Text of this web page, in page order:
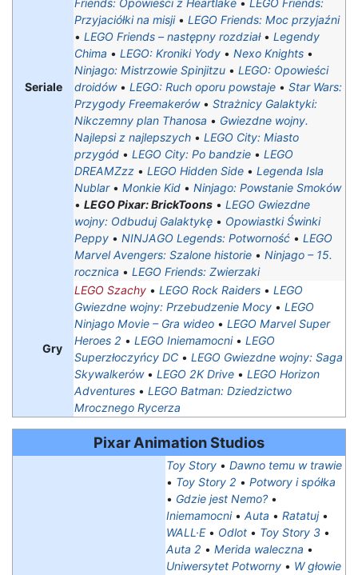
Seriale
Friends: Opowieści z Heartlake • LEGO Friends:
Przyjaciółki na misji• LEGO Friends: Moc przyjaźni
• LEGO Friends – następny rozdział• Legendy
Chima • LEGO: Kroniki Yody • Nexo Knights •
Ninjago: Mistrzowie Spinjitzu • LEGO: Opowieści
droidów• LEGO: Ruch oporu powstaje • Star Wars:
Przygody Freemakerów• Strażnicy Galaktyki:
Nikczemny plan Thanosa • Gwiezdne wojny.
Najlepsi z najlepszych • LEGO City: Miasto
przygód‎ • LEGO City: Po bandzie • LEGO
DREAMZzz • LEGO Hidden Side • Legenda Isla
Nublar• Monkie Kid • Ninjago: Powstanie Smoków
• LEGO Pixar: BrickToons • LEGO Gwiezdne
wojny: Odbuduj Galaktykę • Opowiastki Świnki
Peppy • NINJAGO Legends: Potworność • LEGO
Marvel Avengers: Szalone historie • Ninjago – 15.
rocznica • LEGO Friends: Zwierzaki
Gry
LEGO Szachy • LEGO Rock Raiders • LEGO
Gwiezdne wojny: Przebudzenie Mocy • LEGO
Ninjago Movie – Gra wideo • LEGO Marvel Super
Heroes 2 • LEGO Iniemamocni• LEGO
Superzłoczyńcy DC • LEGO Gwiezdne wojny: Saga
Skywalkerów• LEGO 2K Drive • LEGO Horizon
Adventures • LEGO Batman: Dziedzictwo
Mrocznego Rycerza
Pixar Animation Studios
Toy Story • Dawno temu w trawie
• Toy Story 2 • Potwory i spółka
• Gdzie jest Nemo? •
Iniemamocni• Auta • Ratatuj•
WALL·E• Odlot • Toy Story 3 •
Auta 2 • Merida waleczna •
Uniwersytet Potworny • W głowie